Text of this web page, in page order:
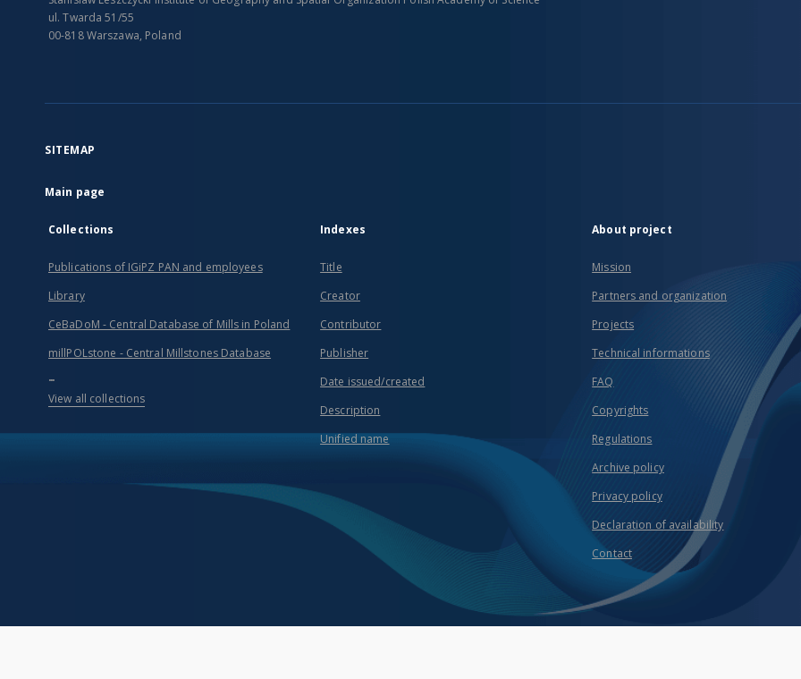
ul. Twarda 51/55
00-818 Warszawa, Poland
SITEMAP
Main page
Collections
Publications of IGiPZ PAN and employees
Library
CeBaDoM - Central Database of Mills in Poland
millPOLstone - Central Millstones Database
...
View all collections
Indexes
Title
Creator
Contributor
Publisher
Date issued/created
Description
Unified name
About project
Mission
Partners and organization
Projects
Technical informations
FAQ
Copyrights
Regulations
Archive policy
Privacy policy
Declaration of availability
Contact